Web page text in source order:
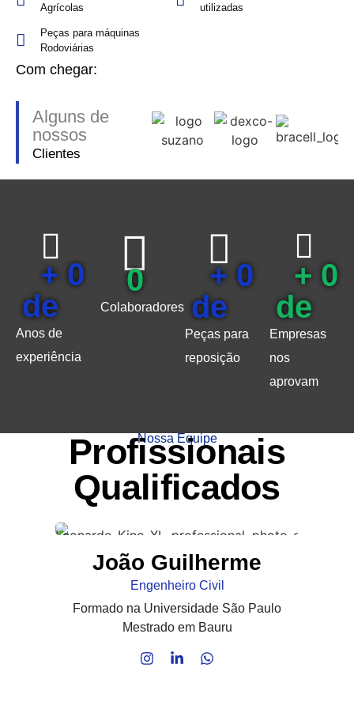
Agrícolas
Peças para máquinas
Rodoviárias
utilizadas
Com chegar:
Alguns de
nossos
Clientes
Anos de
experiência
+
de
0
Colaboradores
0
Peças para
reposição
+
de
0
Empresas
nos
aprovam
+
de
0
Nossa Equipe
Profissionais
Qualificados
João Guilherme
Engenheiro Civil
Formado na Universidade São Paulo
Mestrado em Bauru